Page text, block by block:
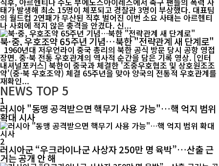
태가 발생해 최소 15명이 체포되고 경찰관 3명이 부상했다. 대표팀
의 월드컵 2연패가 무산된 직후 벌어진 이번 소요 사태는 아르헨티
나 사회에 적지 않은 충격을 안겼다. 신...
북·중, 우호조약 65주년 기념…북한 "전략관계 새 단계로"
장면. 중·북 전통 우호관계의 역사적 순간을 담은 기록 영상. [인터
내셔널포커스] 북한이 중국과 체결한 '조중우호협조 및 상호원조조
약'(중·북 우호조약) 체결 65주년을 맞아 양국의 전통적 우호관계를
재확인...
NEWS TOP 5
1
러시아 "동맹 공격받으면 핵무기 사용 가능"…핵 억지 범위
확대 시사
2
러시아군 “우크라이나군 사상자 250만 명 육박”…산출 근
거는 공개 안 해